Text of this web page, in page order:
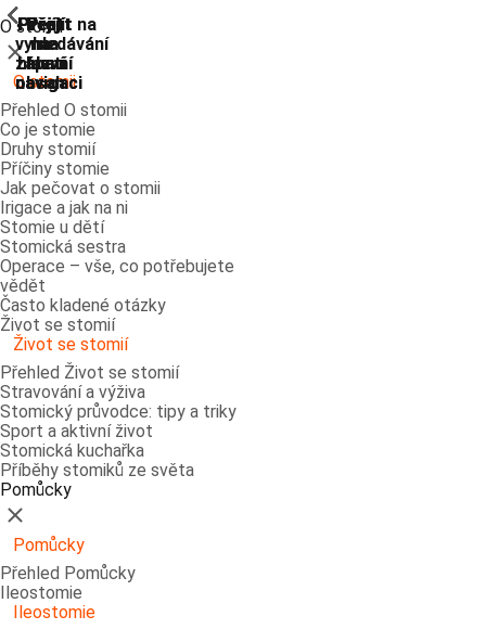
Přejít na
vyhledávání
Přejít
na
hlavní
navigaci
Přejít
na
hlavní
navigaci
Přejít
na
hlavní
obsah
Přejít
na
zápatí
O stomii
ShowPrevious
Zavřít
O stomii
Přehled O stomii
Co je stomie
Druhy stomií
Příčiny stomie
Jak pečovat o stomii
Irigace a jak na ni
Stomie u dětí
Stomická sestra
Operace – vše, co potřebujete
vědět
Často kladené otázky
Život se stomií
ShowPrevious
Život se stomií
Přehled Život se stomií
Stravování a výživa
Stomický průvodce: tipy a triky
Sport a aktivní život
Stomická kuchařka
Příběhy stomiků ze světa
Pomůcky
ShowPrevious
Zavřít
Pomůcky
Přehled Pomůcky
Ileostomie
ShowPrevious
Ileostomie
ShowPrevious
ShowPrevious
ShowPrevious
ShowPrevious